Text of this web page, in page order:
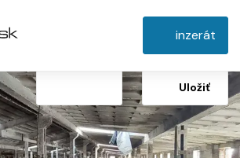
inzerát
Uložiť